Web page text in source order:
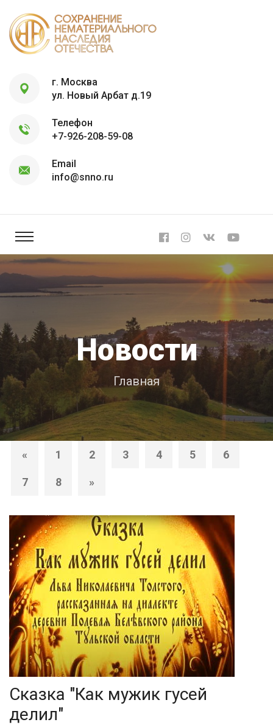
г. Москва
ул. Новый Арбат д.19
Телефон
+7-926-208-59-08
Email
info@snno.ru
Новости
Главная
« 1 2 3 4 5 6
7 8 »
Сказка "Как мужик гусей
делил"